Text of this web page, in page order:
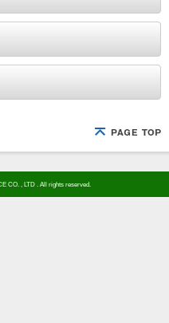
CO. , LTD . All rights reserved.